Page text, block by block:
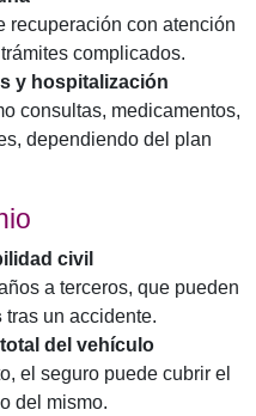
recuperación con atención
complicados.
y hospitalización
consultas, medicamentos,
dependiendo del plan
civil
a terceros, que pueden
tras un accidente.
del vehículo
el seguro puede cubrir el
del mismo.